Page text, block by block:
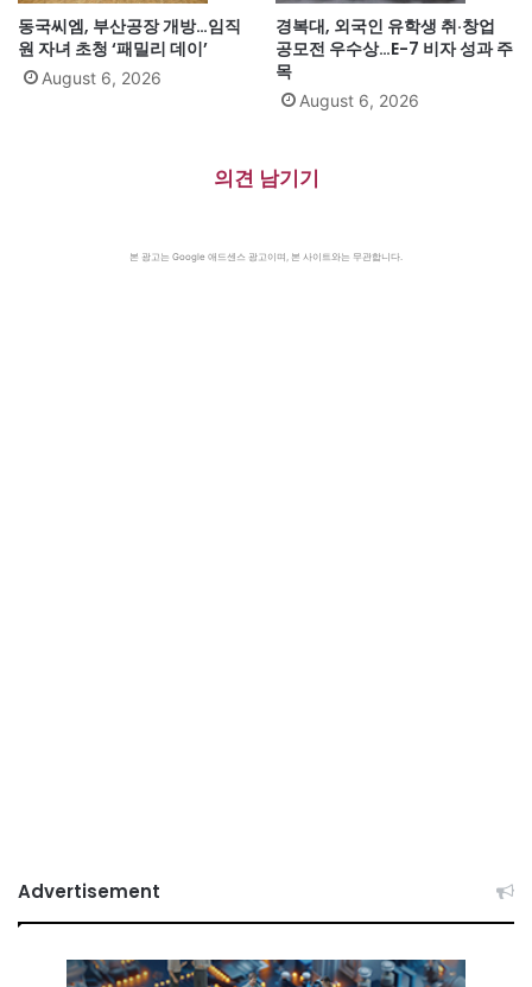
동국씨엠, 부산공장 개방…임직
원 자녀 초청 ‘패밀리 데이’
August 6, 2026
경복대, 외국인 유학생 취·창업
공모전 우수상…E-7 비자 성과 주
목
August 6, 2026
의견 남기기
본 광고는 Google 애드센스 광고이며, 본 사이트와는 무관합니다.
Advertisement